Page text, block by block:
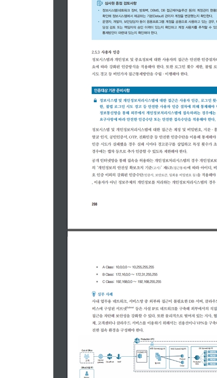
1.4.1 법적 요구사항 준수 검토
1.4.2 관리체계 점검
1.4.3 관리체계 개선
__나. 사례 연구
2. 보호대책 요구사항
__가. 인증 분야 및 항목 설명
2.1.1 정책의 유지관리
2.1.2 조직의 유지관리
2.1.3 정보자산 관리
__나. 사례 연구
2.2 인적 보안
__가. 인증 분야 및 항목 설명
2.2.1 주요 직무자 지정 및 관리
2.2.3 보안 서약
2.2.5 퇴직 및 직무 변경 관리
2.3 외부자 보안
__가. 인증 분야 및 항목 설명
2.3.1 외부자 현황 관리
2.3.2 외부자 계약 시 보안
2.3.3 외부자 보안 이행 관리
2.3.4 외부자 계약 변경 및 만료 시 보안
2.4 물리보안
__가. 인증 분야 및 항목 설명